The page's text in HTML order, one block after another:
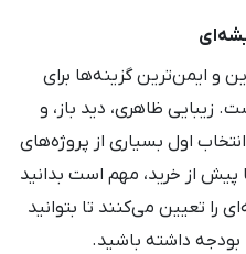
و ایمن‌ترین گزینه‌ها برای
زیبایی ظاهری، دید باز، و
اول بسیاری از پروژه‌های
از خرید، مهم است بدانید
تعیین می‌کنند تا بتوانید
بودجه داشته باشید.